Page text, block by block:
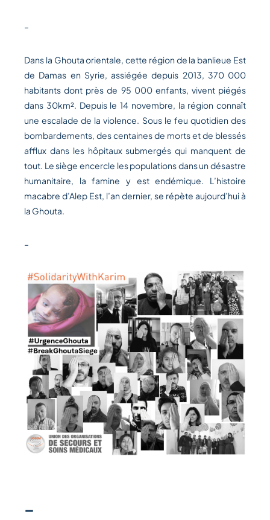
–
Dans la Ghouta orientale, cette région de la banlieue Est
de Damas en Syrie, assiégée depuis 2013, 370 000
habitants dont près de 95 000 enfants, vivent piégés
dans 30km². Depuis le 14 novembre, la région connaît
une escalade de la violence. Sous le feu quotidien des
bombardements, des centaines de morts et de blessés
afflux dans les hôpitaux submergés qui manquent de
tout. Le siège encercle les populations dans un désastre
humanitaire, la famine y est endémique. L’histoire
macabre d’Alep Est, l’an dernier, se répète aujourd’hui à
la Ghouta.
–
–